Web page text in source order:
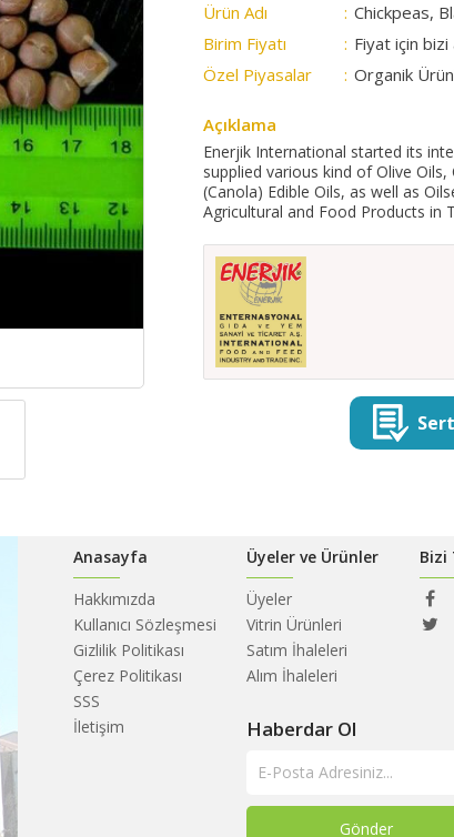
Ürün Adı
: Chickpeas,
Birim Fiyatı
: Fiyat için bizi
Özel Piyasalar
: Organik
Açıklama
Enerjik International started its
supplied various kind of Olive
(Canola) Edible Oils, as well as
Agricultural and Food Products in
Anasayfa
Hakkımızda
Kullanıcı Sözleşmesi
Gizlilik Politikası
Çerez Politikası
SSS
İletişim
Üyeler ve Ürünler
Üyeler
Vitrin Ürünleri
Satım İhaleleri
Alım İhaleleri
Bizi
Haberdar Ol